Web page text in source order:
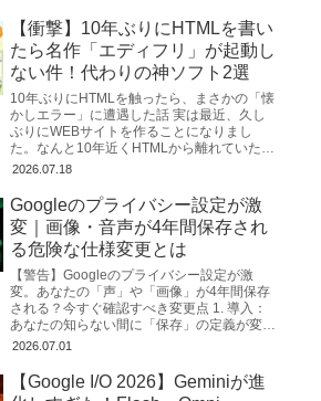
【衝撃】10年ぶりにHTMLを書い
たら名作「エディフリ」が起動し
ない件！代わりの神ソフト2選
10年ぶりにHTMLを触ったら、まさかの「懐
かしエラー」に遭遇した話 実は最近、久し
ぶりにWEBサイトを作ることになりまし
た。なんと10年近くHTMLから離れていたの
で、勘を取り戻すのに必死…。とりあえず慣
2026.07.18
Googleのプライバシー設定が激
変｜画像・音声が4年間保存され
る危険な仕様変更とは
【警告】Googleのプライバシー設定が激
変。あなたの「声」や「画像」が4年間保存
される？今すぐ確認すべき変更点 1. 導入：
あなたの知らない間に「保存」の定義が変わ
った ITジャーナリスト、そしてプライバシ
2026.07.01
【Google I/O 2026】Geminiが進